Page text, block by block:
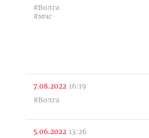
#Волга
#мчс
7.08.2022 16:19
#Волга
5.06.2022 13:26